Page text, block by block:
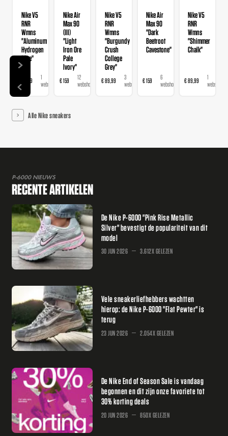
Nike V5
RNR
Wmns
"Aluminum
Hydrogen
Blue"
€ 89,99
1
webshop
Nike Air
Max 90
(III)
"Light
Iron Ore
Pale
Ivory"
€ 159
12
webshops
Nike V5
RNR
Wmns
"Burgundy
Crush
College
Grey"
€ 89,99
3
webshops
Nike Air
Max 90
"Dark
Beetroot
Cavestone"
€ 159
6
webshops
Nike V5
RNR
Wmns
"Shimmer
Chalk"
€ 89,99
1
webshop
Alle Nike sneakers
P-6000 NIEUWS
RECENTE ARTIKELEN
De Nike P-6000 "Pink Rise Metallic
Silver" bevestigt de populariteit van dit
model
30 JUN 2026 3.612X GELEZEN
Vele sneakerliefhebbers wachtten
hierop: de Nike P-6000 "Flat Pewter" is
terug
23 JUN 2026 2.054X GELEZEN
De Nike End of Season Sale is vandaag
begonnen en dit zijn onze favoriete tot
30% korting deals
20 JUN 2026 850X GELEZEN